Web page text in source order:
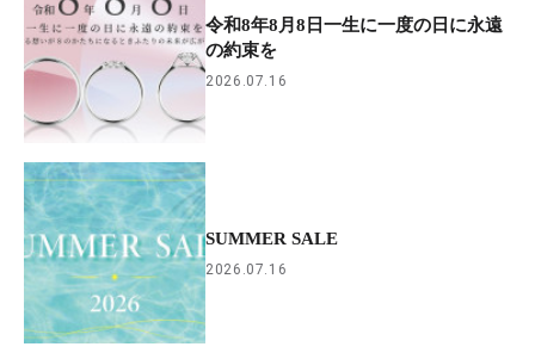
令和8年8月8日一生に一度の日に永遠
の約束を
2026.07.16
SUMMER SALE
2026.07.16